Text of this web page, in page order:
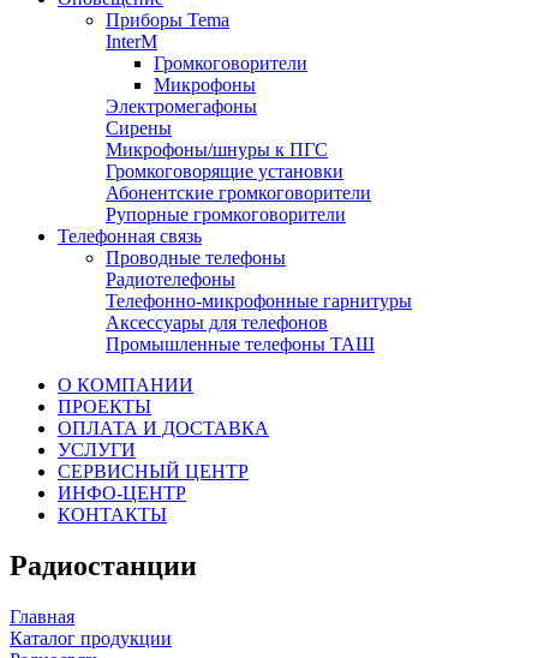
Приборы Tema
InterM
Громкоговорители
Микрофоны
Электромегафоны
Сирены
Микрофоны/шнуры к ПГС
Громкоговорящие установки
Абонентские громкоговорители
Рупорные громкоговорители
Телефонная связь
Проводные телефоны
Радиотелефоны
Телефонно-микрофонные гарнитуры
Аксессуары для телефонов
Промышленные телефоны ТАШ
О КОМПАНИИ
ПРОЕКТЫ
ОПЛАТА И ДОСТАВКА
УСЛУГИ
СЕРВИСНЫЙ ЦЕНТР
ИНФО-ЦЕНТР
КОНТАКТЫ
Радиостанции
Главная
Каталог продукции